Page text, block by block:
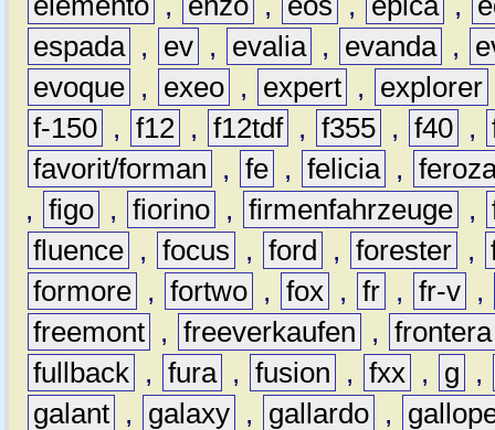
espada , ev , evalia , evanda ,
evoque , exeo , expert , explorer
f-150 , f12 , f12tdf , f355 , f40 ,
favorit/forman
, fe , felicia ,
, figo , fiorino , firmenfahrzeuge ,
fluence , focus , ford , forester ,
formore , fortwo , fox , fr , fr-v ,
freemont , freeverkaufen , frontera
fullback , fura , fusion , fxx , g
,
galant , galaxy , gallardo ,